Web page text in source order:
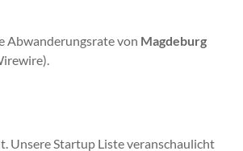
Abwanderungsrate von Magdeburg
Unsere Startup Liste veranschaulicht